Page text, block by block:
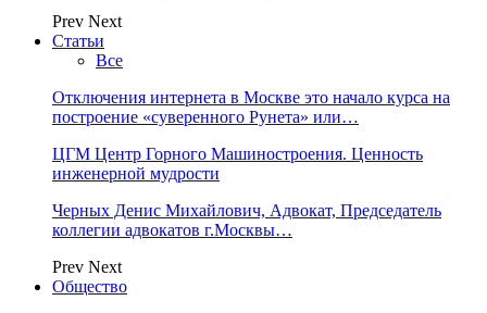
Prev Next
Статьи
Все
Отключения интернета в Москве это начало курса на
построение «суверенного Рунета» или…
ЦГМ Центр Горного Машиностроения. Ценность
инженерной мудрости
Черных Денис Михайлович, Адвокат, Председатель
коллегии адвокатов г.Москвы…
Prev Next
Общество